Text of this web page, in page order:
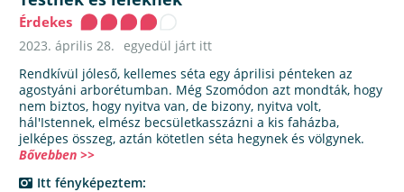
Érdekes
2023. április 28.
egyedül járt itt
Rendkívül jóleső, kellemes séta egy áprilisi pénteken az
agostyáni arborétumban. Még Szomódon azt mondták, hogy
nem biztos, hogy nyitva van, de bizony, nyitva volt,
hál'Istennek, elmész becsületkasszázni a kis faházba,
jelképes összeg, aztán kötetlen séta hegynek és völgynek.
Bővebben >>
Itt fényképeztem: